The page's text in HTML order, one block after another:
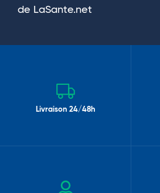
de LaSante.net
Livraison 24/48h